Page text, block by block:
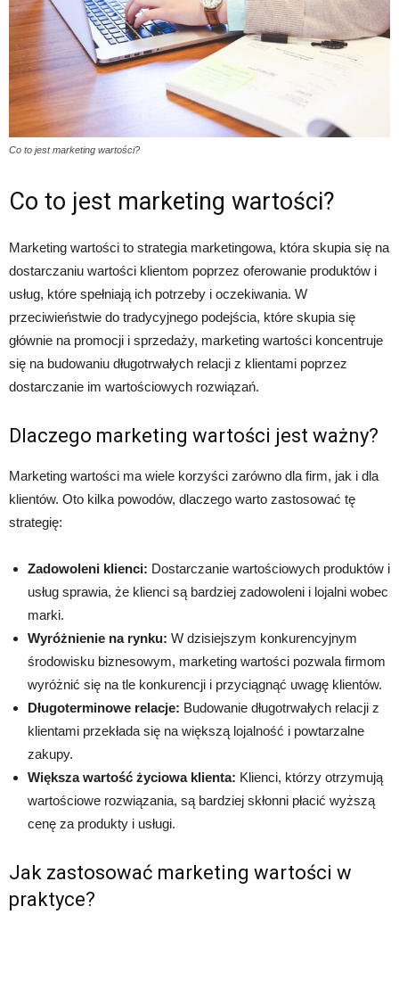
Co to jest marketing wartości?
Co to jest marketing wartości?
Marketing wartości to strategia marketingowa, która skupia się na
dostarczaniu wartości klientom poprzez oferowanie produktów i
usług, które spełniają ich potrzeby i oczekiwania. W
przeciwieństwie do tradycyjnego podejścia, które skupia się
głównie na promocji i sprzedaży, marketing wartości koncentruje
się na budowaniu długotrwałych relacji z klientami poprzez
dostarczanie im wartościowych rozwiązań.
Dlaczego marketing wartości jest ważny?
Marketing wartości ma wiele korzyści zarówno dla firm, jak i dla
klientów. Oto kilka powodów, dlaczego warto zastosować tę
strategię:
Zadowoleni klienci: Dostarczanie wartościowych produktów i
usług sprawia, że klienci są bardziej zadowoleni i lojalni wobec
marki.
Wyróżnienie na rynku: W dzisiejszym konkurencyjnym
środowisku biznesowym, marketing wartości pozwala firmom
wyróżnić się na tle konkurencji i przyciągnąć uwagę klientów.
Długoterminowe relacje: Budowanie długotrwałych relacji z
klientami przekłada się na większą lojalność i powtarzalne
zakupy.
Większa wartość życiowa klienta: Klienci, którzy otrzymują
wartościowe rozwiązania, są bardziej skłonni płacić wyższą
cenę za produkty i usługi.
Jak zastosować marketing wartości w
praktyce?